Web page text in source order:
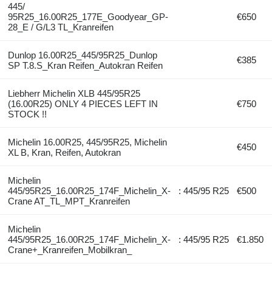
445/
95R25_16.00R25_177E_Goodyear_GP-
28_E / G/L3 TL_Kranreifen
€650
Dunlop 16.00R25_445/95R25_Dunlop
SP T.8.S_Kran Reifen_Autokran Reifen
€385
Liebherr Michelin XLB 445/95R25
(16.00R25) ONLY 4 PIECES LEFT IN
STOCK !!
€750
Michelin 16.00R25, 445/95R25, Michelin
XL B, Kran, Reifen, Autokran
€450
Michelin
445/95R25_16.00R25_174F_Michelin_X-
Crane AT_TL_MPT_Kranreifen
: 445/95 R25 €500
Michelin
445/95R25_16.00R25_174F_Michelin_X-
Crane+_Kranreifen_Mobilkran_
: 445/95 R25 €1.850